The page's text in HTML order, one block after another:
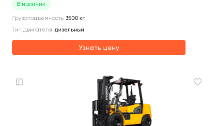
В наличии
Грузоподъемность 3500 кг
Тип двигателя дизельный
Узнать цену